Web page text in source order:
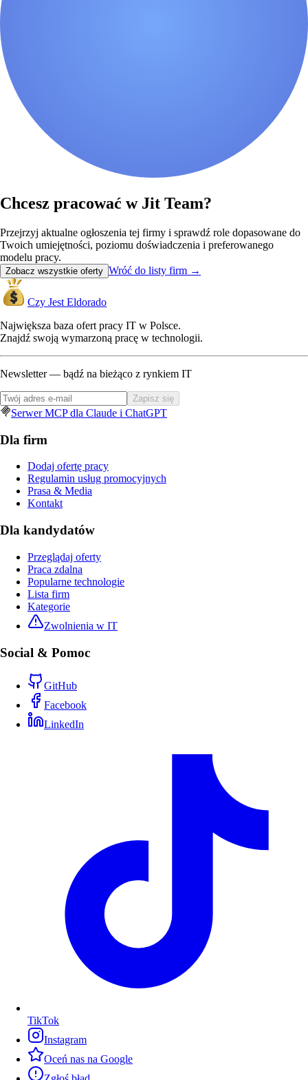
Chcesz pracować w Jit Team?
Przejrzyj aktualne ogłoszenia tej firmy i sprawdź role dopasowane do
Twoich umiejętności, poziomu doświadczenia i preferowanego
modelu pracy.
Zobacz wszystkie oferty Wróć do listy firm →
Czy Jest Eldorado
Największa baza ofert pracy IT w Polsce.
Znajdź swoją wymarzoną pracę w technologii.
Newsletter — bądź na bieżąco z rynkiem IT
Zapisz się
Serwer MCP dla Claude i ChatGPT
Dla firm
Dodaj ofertę pracy
Regulamin usług promocyjnych
Prasa & Media
Kontakt
Dla kandydatów
Przeglądaj oferty
Praca zdalna
Popularne technologie
Lista firm
Kategorie
Zwolnienia w IT
Social & Pomoc
GitHub
Facebook
LinkedIn
TikTok
Instagram
Oceń nas na Google